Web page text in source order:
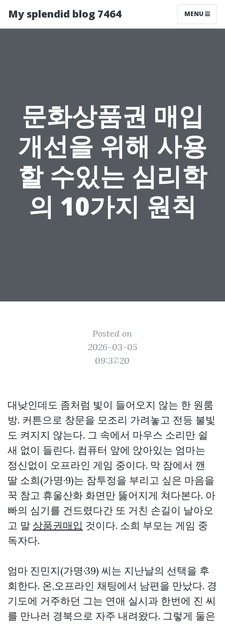
My splendid blog 7464 MENU
문화상품권 매입
개선을 위해 사용
할 수있는 심리학
의 10가지 원칙
Posted on
2026-03-05
09:37:20
대낮인데도 좀처럼 빛이 들어오지 않는 한 원룸
방. 커튼으로 창문을 모조리 가려놓고 전등 불빛
도 켜지지 않는다. 그 속에서 마우스 소리만 쉴
새 없이 들린다. 컴퓨터 앞에 앉아있는 엄마는
정신없이 오프라인 게임 중이다. 막 잠에서 깬
딸 소희(가명·9)는 잠투정을 부리고 싶은 마음을
꾹 참고 휴울산화 화면만 뚫어지게 쳐다본다. 아
빠의 심기를 건드렸다간 또 거친 손길이 날아오
고 말 상품권매입 것이다. 소희 부모는 게임 중
독자다.
엄마 진민지(가명·39) 씨는 지난날의 선택을 후
회한다. 온,오프라인 채팅에서 남편을 만났다. 경
기도에 거주하던 그는 연애 실시과 한번에 진 씨
를 만나러 경북으로 자주 내려왔다. 그렇게 둘은